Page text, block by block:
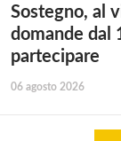
Sostegno, al
domande dal
partecipare
06 agosto 2026